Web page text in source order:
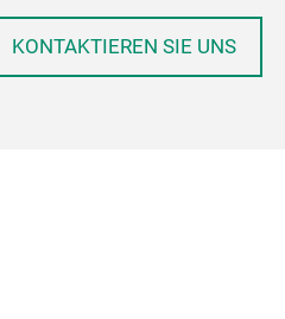
KONTAKTIEREN SIE UNS